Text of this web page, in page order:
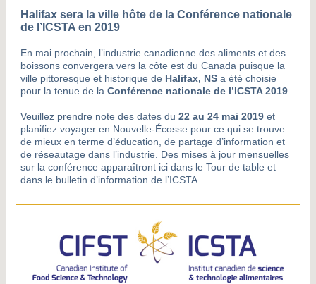
Halifax sera la ville hôte de la Conférence nationale
de l’ICSTA en 2019
En mai prochain, l’industrie canadienne des aliments et des
boissons convergera vers la côte est du Canada puisque la
ville pittoresque et historique de Halifax, NS a été choisie
pour la tenue de la Conférence nationale de l’ICSTA 2019
Veuillez prendre note des dates du 22 au 24 mai 2019 et
planifiez voyager en Nouvelle-Écosse pour ce qui se trouve
de mieux en terme d’éducation, de partage d’information et
de réseautage dans l’industrie. Des mises à jour mensuelles
sur la conférence apparaîtront ici dans le Tour de table et
dans le bulletin d’information de l’ICSTA.